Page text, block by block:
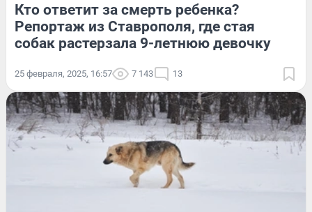
Кто ответит за смерть ребенка?
Репортаж из Ставрополя, где стая
собак растерзала 9-летнюю девочку
25 февраля, 2025, 16:57 7 143 13